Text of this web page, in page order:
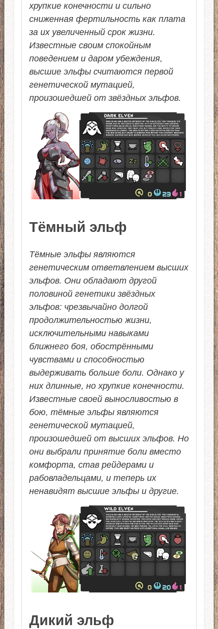
хрупкие конечности и сильно
сниженная фертильность как плата
за их увеличенный срок жизни.
Известные своим спокойным
поведением и даром убеждения,
высшие эльфы считаются первой
генетической мутацией,
произошедшей от звёздных эльфов.
Тёмный эльф
Тёмные эльфы являются
генетическим ответвлением высших
эльфов. Они обладают другой
половиной генетики звёздных
эльфов: чрезвычайно долгой
продолжительностью жизни,
исключительными навыками
ближнего боя, обострёнными
чувствами и способностью
выдерживать больше боли. Однако у
них длинные, но хрупкие конечности.
Известные своей выносливостью в
бою, тёмные эльфы являются
генетической мутацией,
произошедшей от высших эльфов. Но
они выбрали принятие боли вместо
комфорта, став рейдерами и
рабовладельцами, и теперь их
ненавидят высшие эльфы и другие.
Дикий эльф